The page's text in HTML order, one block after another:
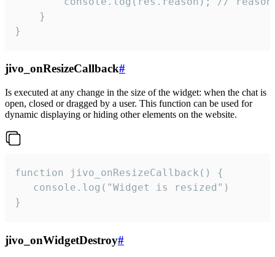
    }
}
jivo_onResizeCallback#
Is executed at any change in the size of the widget: when the chat is
open, closed or dragged by a user. This function can be used for
dynamic displaying or hiding other elements on the website.
function jivo_onResizeCallback() {
   console.log("Widget is resized")
}
jivo_onWidgetDestroy#